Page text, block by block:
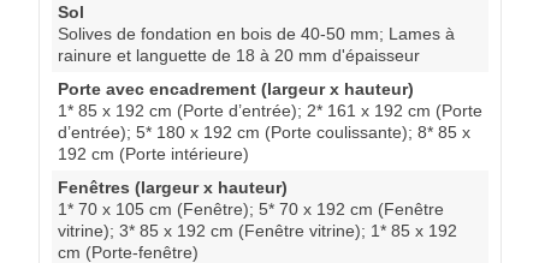
Sol
Solives de fondation en bois de 40-50 mm; Lames à
rainure et languette de 18 à 20 mm d'épaisseur
Porte avec encadrement (largeur x hauteur)
1* 85 x 192 cm (Porte d’entrée); 2* 161 x 192 cm (Porte
d’entrée); 5* 180 x 192 cm (Porte coulissante); 8* 85 x
192 cm (Porte intérieure)
Fenêtres (largeur x hauteur)
1* 70 x 105 cm (Fenêtre); 5* 70 x 192 cm (Fenêtre
vitrine); 3* 85 x 192 cm (Fenêtre vitrine); 1* 85 x 192
cm (Porte-fenêtre)